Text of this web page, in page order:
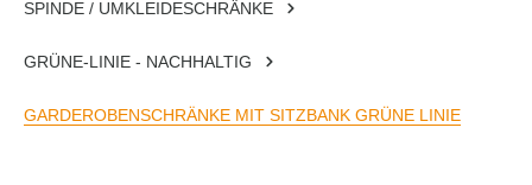
SPINDE / UMKLEIDESCHRÄNKE
GRÜNE-LINIE - NACHHALTIG
GARDEROBENSCHRÄNKE MIT SITZBANK GRÜNE LINIE